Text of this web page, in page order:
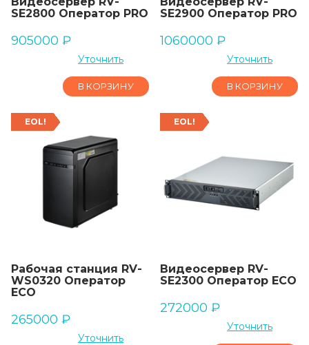
SE2800 Оператор PRO
905000 ₽
Уточнить
В КОРЗИНУ
SE2900 Оператор PRO
1060000 ₽
Уточнить
В КОРЗИНУ
EOL!
Рабочая станция RV-
WS0320 Оператор
ECO
265000 ₽
Уточнить
EOL!
Видеосервер RV-
SE2300 Оператор ECO
272000 ₽
Уточнить